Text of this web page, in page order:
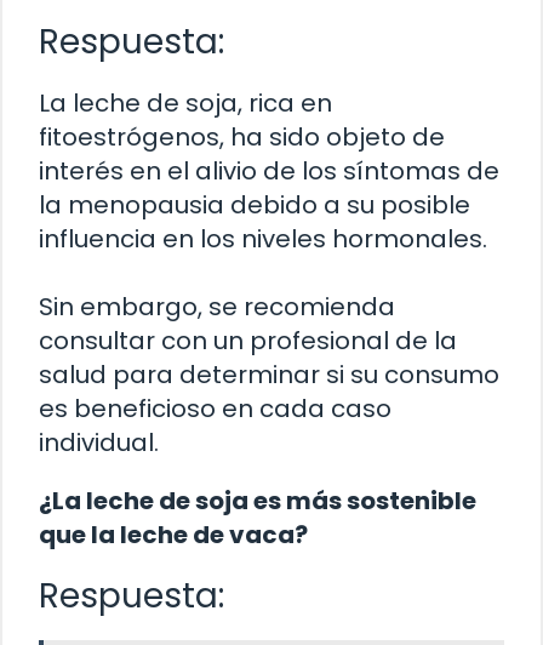
Respuesta:
La leche de soja, rica en
fitoestrógenos, ha sido objeto de
interés en el alivio de los síntomas de
la menopausia debido a su posible
influencia en los niveles hormonales.
Sin embargo, se recomienda
consultar con un profesional de la
salud para determinar si su consumo
es beneficioso en cada caso
individual.
¿La leche de soja es más sostenible
que la leche de vaca?
Respuesta: